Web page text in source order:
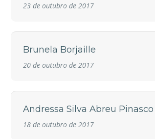
23 de outubro de 2017
Brunela Borjaille
20 de outubro de 2017
Andressa Silva Abreu Pinasco
18 de outubro de 2017